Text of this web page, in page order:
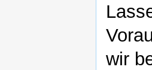
wir